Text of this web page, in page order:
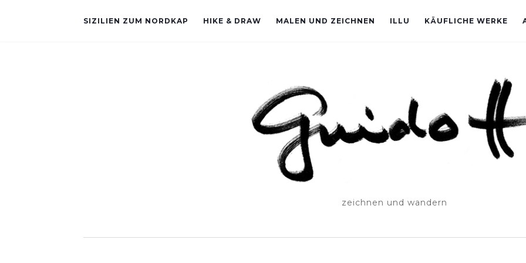
SIZILIEN ZUM NORDKAP HIKE & DRAW MALEN UND ZEICHNEN ILLU KÄUFLICHE WERKE
zeichnen und wandern